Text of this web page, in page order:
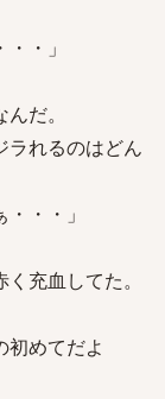
・」
だ。
ラれるのはどん
・・」
充血してた。
初めてだよ